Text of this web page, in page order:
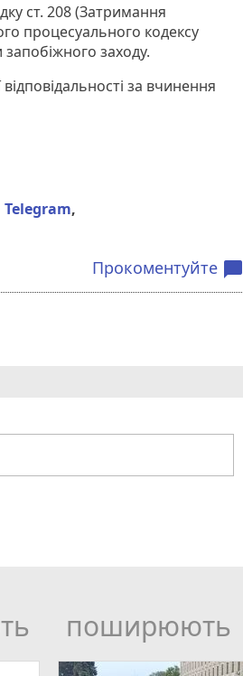
ст. 208 (Затримання
процесуального кодексу
заходу.
за вчинення
Telegram,
Прокоментуйте chat_bubble
поширюють